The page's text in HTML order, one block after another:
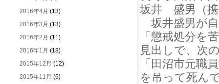
2016年4月 (13)
2016年3月 (13)
2016年2月 (11)
2016年1月 (18)
2015年12月 (12)
2015年11月 (6)
坂井 盛男（携
坂井盛男が
「懲戒処分を
見出しで、次
「田沼市元職
を吊って死ん